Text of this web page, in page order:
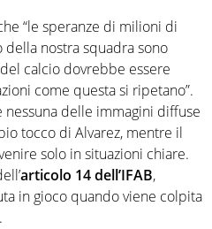
“le speranze di milioni di
nostra squadra sono
calcio dovrebbe essere
come questa si ripetano”.
nessuna delle immagini diffuse
tocco di Alvarez, mentre il
solo in situazioni chiare.
articolo 14 dell’IFAB,
in gioco quando viene colpita